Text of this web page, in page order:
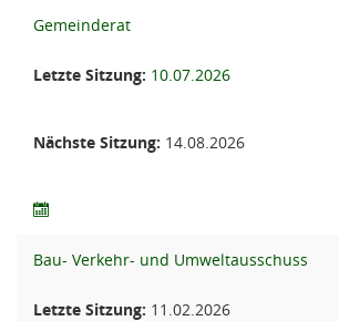
Gemeinderat
Letzte Sitzung: 10.07.2026
Nächste Sitzung: 14.08.2026
Bau- Verkehr- und Umweltausschuss
Letzte Sitzung: 11.02.2026